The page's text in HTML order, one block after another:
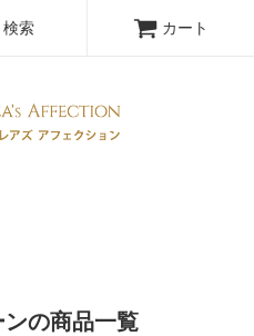
検索 カート
の商品一覧